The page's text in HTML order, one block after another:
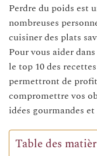
Perdre du poids est
nombreuses
cuisiner des plats
Pour vous aider
le top 10 des
permettront de
compromettre vos
idées gourmandes
Table des